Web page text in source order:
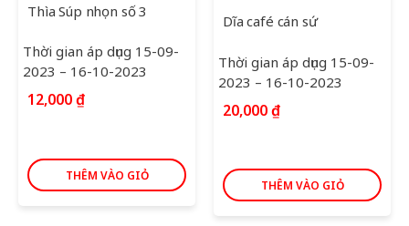
Thìa Súp nhọn số 3
Thời gian áp dụng 15-09-
2023 – 16-10-2023
12,000₫
THÊM VÀO GIỎ
Dĩa café cán sứ
Thời gian áp dụng 15-09-
2023 – 16-10-2023
20,000₫
THÊM VÀO GIỎ